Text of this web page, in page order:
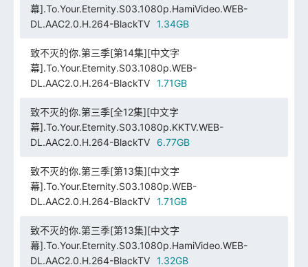
幕].To.Your.Eternity.S03.1080p.HamiVideo.WEB-
DL.AAC2.0.H.264-BlackTV
1.34GB
致不灭的你.第三季[第14集][中文字
幕].To.Your.Eternity.S03.1080p.WEB-
DL.AAC2.0.H.264-BlackTV
1.71GB
致不灭的你.第三季[全12集][中文字
幕].To.Your.Eternity.S03.1080p.KKTV.WEB-
DL.AAC2.0.H.264-BlackTV
6.77GB
致不灭的你.第三季[第13集][中文字
幕].To.Your.Eternity.S03.1080p.WEB-
DL.AAC2.0.H.264-BlackTV
1.71GB
致不灭的你.第三季[第13集][中文字
幕].To.Your.Eternity.S03.1080p.HamiVideo.WEB-
DL.AAC2.0.H.264-BlackTV
1.32GB